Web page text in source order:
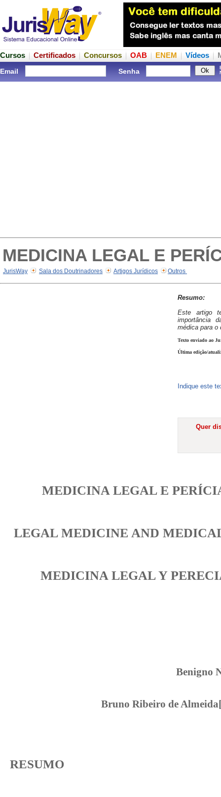
Cursos Certificados Concursos OAB ENEM Vídeos
Email Senha
MEDICINA LEGAL E
JurisWay Sala dos Doutrinadores Artigos Jurídicos Outros
Resumo:
Este artigo
importância
médica para o
Texto enviado ao
Última edição/
Indique este
Quer
MEDICINA LEGAL E
LEGAL MEDICINE AND
MEDICINA LEGAL Y
Benigno
Bruno Ribeiro de Almeida
RESUMO